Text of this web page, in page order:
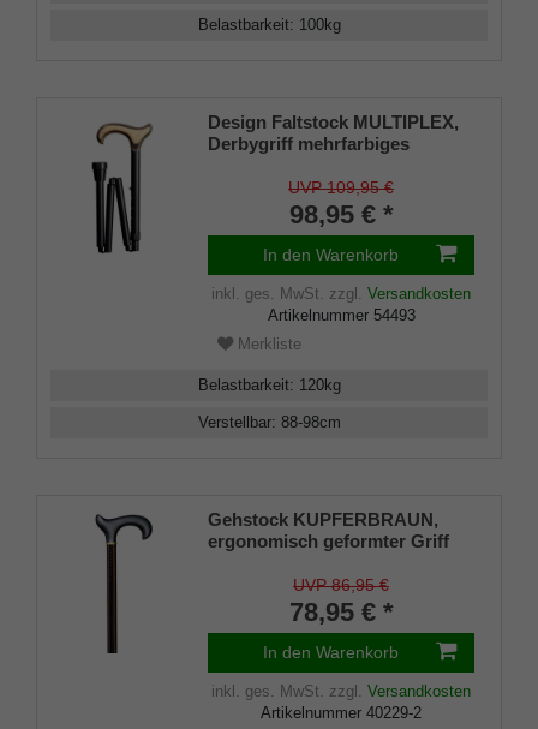
Belastbarkeit: 100kg
Design Faltstock MULTIPLEX,
Derbygriff mehrfarbiges
Metall schwarz seidenmatt,
verstellbar 88-98 cm und
faltbar, inkl. Gummipuffer
UVP 109,95 €
98,95 € *
In den Warenkorb
inkl. ges. MwSt. zzgl. Versandkosten
Artikelnummer 54493
Merkliste
Belastbarkeit: 120kg
Verstellbar: 88-98cm
Gehstock KUPFERBRAUN,
ergonomisch geformter Griff
Beschichtung, Stock
Aluminium höhenverstellbar,
inklusive Gummipuffer
UVP 86,95 €
78,95 € *
In den Warenkorb
inkl. ges. MwSt. zzgl. Versandkosten
Artikelnummer 40229-2